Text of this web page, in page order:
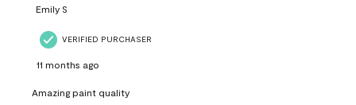
Emily S
VERIFIED PURCHASER
11 months ago
Amazing paint quality